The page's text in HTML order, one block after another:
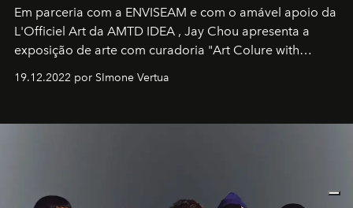
Em parceria com a ENVISEAM e com o amável apoio da
L'Officiel Art da AMTD IDEA , Jay Chou apresenta a
exposição de arte com curadoria "Art Colure with
19.12.2022 por SImone Vertua